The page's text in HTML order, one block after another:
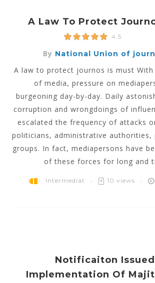
A Law To Protect
4.5
By National Union of
A law to protect journos is must With
of media, pressure on
burgeoning day-by-day. Daily
corruption and wrongdoings of
escalated the frequency of attacks
politicians, administrative authorities,
groups. In fact, mediapersons have
of these forces for long and
Intermediat 10 views
Notificaiton
Implementation Of